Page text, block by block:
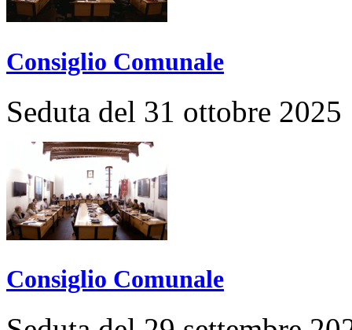
Consiglio Comunale
Seduta del 31 ottobre 2025
Consiglio Comunale